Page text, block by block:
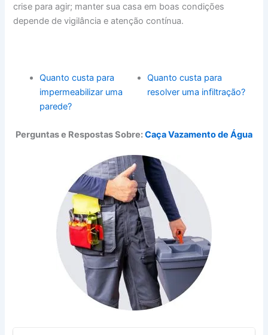
crise para agir; manter sua casa em boas condições
depende de vigilância e atenção contínua.
Quanto custa para
impermeabilizar uma
parede?
Quanto custa para
resolver uma infiltração?
Perguntas e Respostas Sobre:Caça Vazamento de Água